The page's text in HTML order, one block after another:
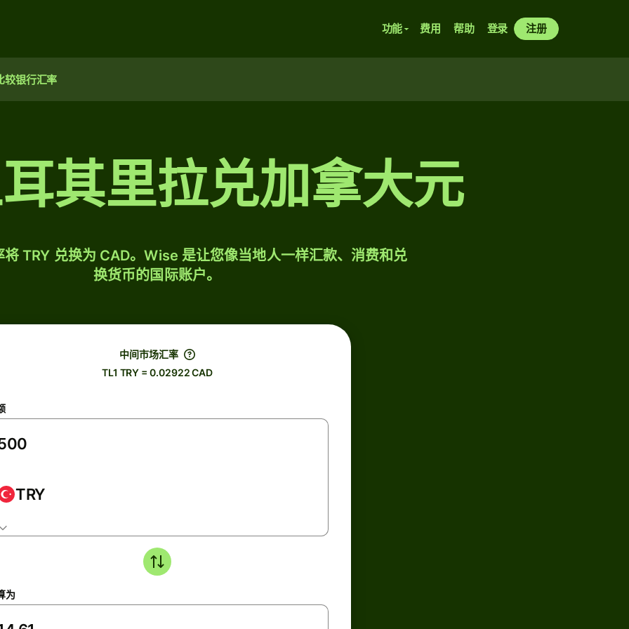
功能 费用 帮助 登录 注册
较银行汇率
其里拉兑加拿大元
TRY 兑换为 CAD。Wise 是让您像当地人一样汇款、消费和兑
换货币的国际账户。
中间市场汇率
TL1 TRY = 0.02922 CAD
TRY
为